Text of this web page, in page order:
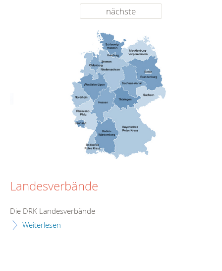
nächste
Landesverbände
Die DRK Landesverbände
Weiterlesen